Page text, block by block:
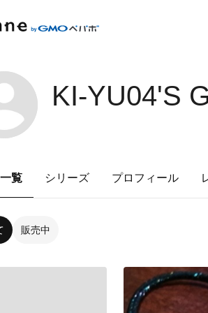
KI-YU04'S
覧 シリーズ プロフィール
販売中